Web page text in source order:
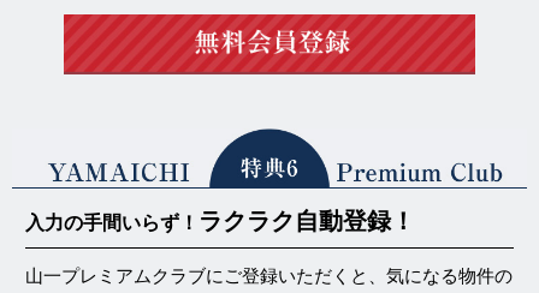
入力の手間いらず！ ラクラク自動登録！
山一プレミアムクラブにご登録いただくと、気になる物件の